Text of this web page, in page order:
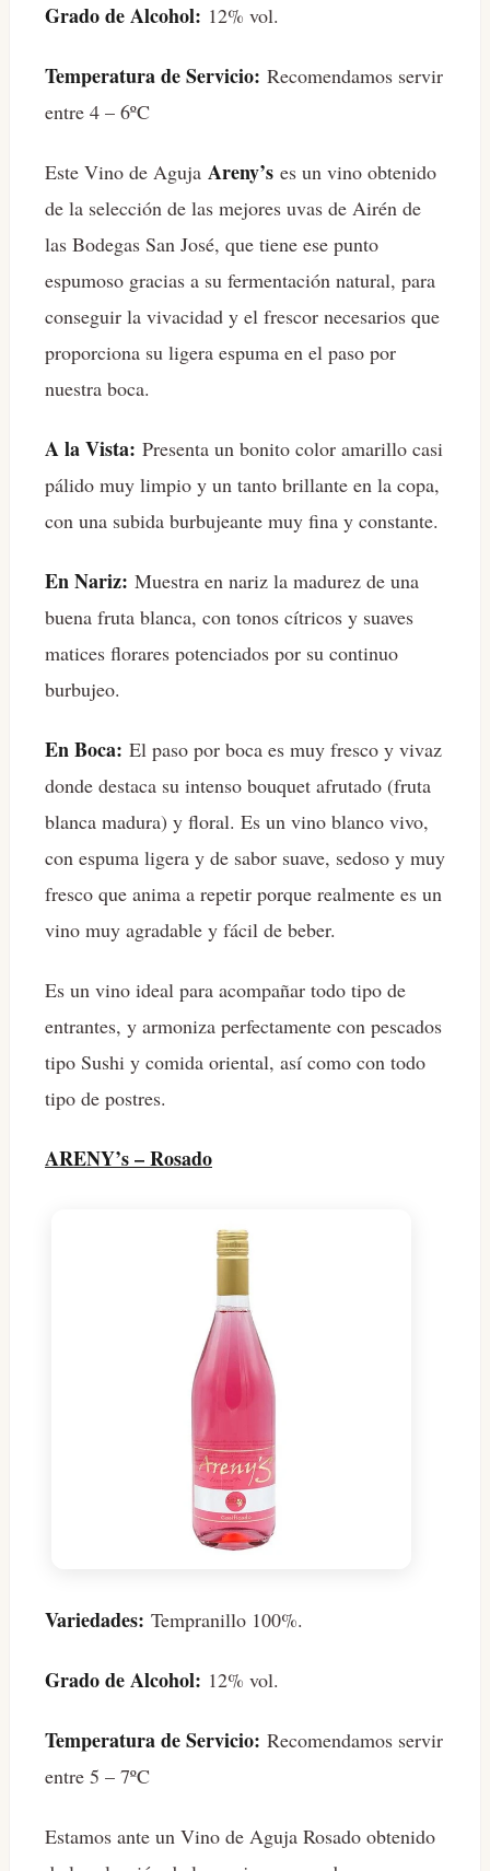
Grado de Alcohol: 12% vol.
Temperatura de Servicio: Recomendamos servir
entre 4 – 6ºC
Este Vino de Aguja Areny’s es un vino obtenido
de la selección de las mejores uvas de Airén de
las Bodegas San José, que tiene ese punto
espumoso gracias a su fermentación natural, para
conseguir la vivacidad y el frescor necesarios que
proporciona su ligera espuma en el paso por
nuestra boca.
A la Vista: Presenta un bonito color amarillo casi
pálido muy limpio y un tanto brillante en la copa,
con una subida burbujeante muy fina y constante.
En Nariz: Muestra en nariz la madurez de una
buena fruta blanca, con tonos cítricos y suaves
matices florares potenciados por su continuo
burbujeo.
En Boca: El paso por boca es muy fresco y vivaz
donde destaca su intenso bouquet afrutado (fruta
blanca madura) y floral. Es un vino blanco vivo,
con espuma ligera y de sabor suave, sedoso y muy
fresco que anima a repetir porque realmente es un
vino muy agradable y fácil de beber.
Es un vino ideal para acompañar todo tipo de
entrantes, y armoniza perfectamente con pescados
tipo Sushi y comida oriental, así como con todo
tipo de postres.
ARENY’s – Rosado
Variedades: Tempranillo 100%.
Grado de Alcohol: 12% vol.
Temperatura de Servicio: Recomendamos servir
entre 5 – 7ºC
Estamos ante un Vino de Aguja Rosado obtenido